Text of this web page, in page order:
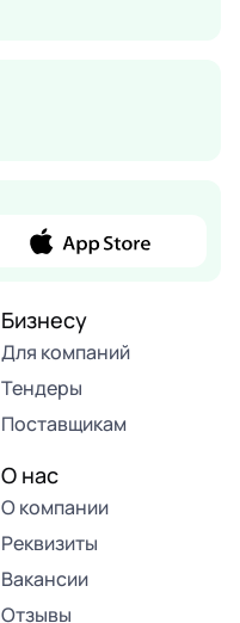
Бизнесу
Для компаний
Тендеры
Поставщикам
О нас
О компании
Реквизиты
Вакансии
Отзывы